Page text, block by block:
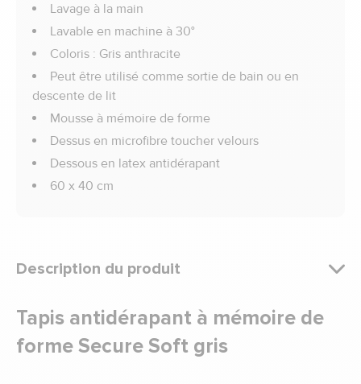
Lavage à la main
Lavable en machine à 30°
Coloris : Gris anthracite
Peut être utilisé comme sortie de bain ou en
descente de lit
Mousse à mémoire de forme
Dessus en microfibre toucher velours
Dessous en latex antidérapant
60 x 40 cm
Description du produit
Tapis antidérapant à mémoire de
forme Secure Soft gris